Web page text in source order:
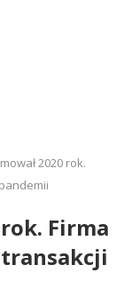
2020 rok.
Firma